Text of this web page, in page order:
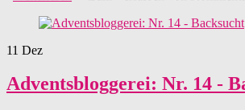
11 Dez
Adventsbloggerei: Nr. 14 -